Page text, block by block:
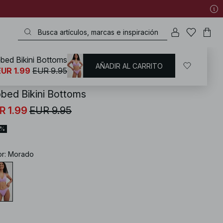
/ Bañadores / Bikinis / Partes de abajo de bikinis
Bikini Bottoms
1.99 EUR 9.95
: Morado
Bikini Bottoms
1.99 EUR 9.95 AÑADIR AL CARRITO